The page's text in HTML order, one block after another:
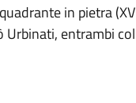
in pietra
Urbinati, entrambi